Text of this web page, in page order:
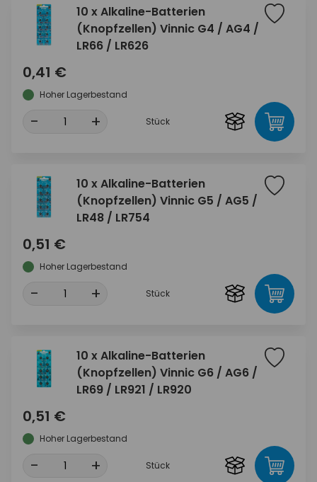
10 x Alkaline-Batterien
(Knopfzellen) Vinnic G4 / AG4 /
LR66 / LR626
0,41 €
Hoher Lagerbestand
- + Stück
10 x Alkaline-Batterien
(Knopfzellen) Vinnic G5 / AG5 /
LR48 / LR754
0,51 €
Hoher Lagerbestand
- + Stück
10 x Alkaline-Batterien
(Knopfzellen) Vinnic G6 / AG6 /
LR69 / LR921 / LR920
0,51 €
Hoher Lagerbestand
- + Stück